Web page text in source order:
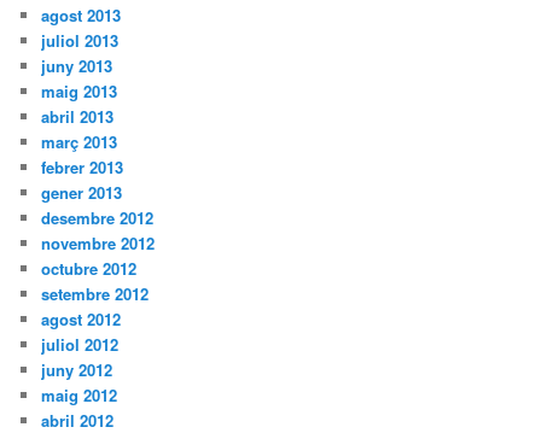
agost 2013
juliol 2013
juny 2013
maig 2013
abril 2013
març 2013
febrer 2013
gener 2013
desembre 2012
novembre 2012
octubre 2012
setembre 2012
agost 2012
juliol 2012
juny 2012
maig 2012
abril 2012